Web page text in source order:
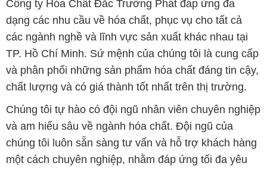
Công ty Hóa Chất Đắc Trường Phát đáp ứng đa
dạng các nhu cầu về hóa chất, phục vụ cho tất cả
các ngành nghề và lĩnh vực sản xuất khác nhau tại
TP. Hồ Chí Minh. Sứ mệnh của chúng tôi là cung cấp
và phân phối những sản phẩm hóa chất đáng tin cậy,
chất lượng và có giá thành tốt nhất trên thị trường.
Chúng tôi tự hào có đội ngũ nhân viên chuyên nghiệp
và am hiểu sâu về ngành hóa chất. Đội ngũ của
chúng tôi luôn sẵn sàng tư vấn và hỗ trợ khách hàng
một cách chuyên nghiệp, nhằm đáp ứng tối đa yêu